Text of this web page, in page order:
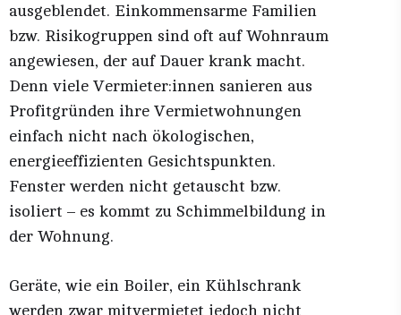
ausgeblendet. Einkommensarme Familien
bzw. Risikogruppen sind oft auf Wohnraum
angewiesen, der auf Dauer krank macht.
Denn viele Vermieter:innen sanieren aus
Profitgründen ihre Vermietwohnungen
einfach nicht nach ökologischen,
energieeffizienten Gesichtspunkten.
Fenster werden nicht getauscht bzw.
isoliert – es kommt zu Schimmelbildung in
der Wohnung.
Geräte, wie ein Boiler, ein Kühlschrank
werden zwar mitvermietet jedoch nicht